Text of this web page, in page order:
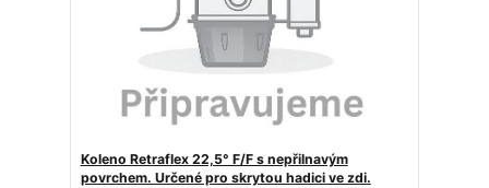
Koleno Retraflex 22,5° F/F s nepřilnavým
povrchem. Určené pro skrytou hadici ve zdi.